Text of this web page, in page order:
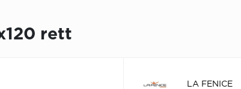
rett
LA FENICE